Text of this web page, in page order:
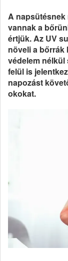
A
vannak a
értjük. Az UV
növeli a bőrrák
védelem nélkül
felül is
napozást
okokat.